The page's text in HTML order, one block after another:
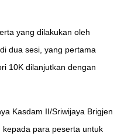
yang dilakukan oleh
dua sesi, yang pertama
10K dilanjutkan dengan
Kasdam II/Sriwijaya Brigjen
para peserta untuk